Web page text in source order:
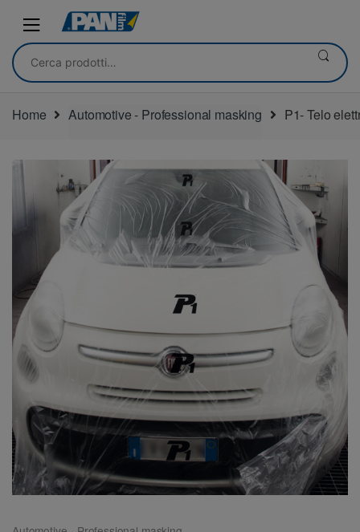
navigation
content
Cerca:
Home Automotive - Professional masking P1- Telo